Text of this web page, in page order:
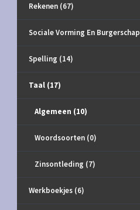
Rekenen (67)
Sociale Vorming En Burgerschap
Spelling (14)
Taal (17)
Algemeen (10)
Woordsoorten (0)
Zinsontleding (7)
Werkboekjes (6)